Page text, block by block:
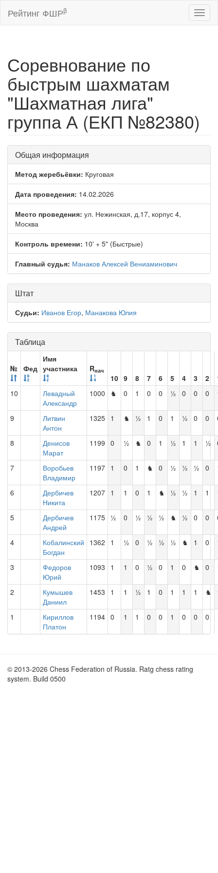
Рейтинг ФШРβ
Соревнование по
быстрым шахматам
"Шахматная лига"
группа А (ЕКП №82380)
Общая информация
Метод жеребьёвки: Круговая
Дата проведения: 14.02.2026
Место проведения: ул. Нежинская, д.17, корпус 4,
Москва
Контроль времени: 10' + 5" (Быстрые)
Главный судья: Манаков Алексей Вениаминович
Штат
Судьи: Иванов Егор, Манакова Юлия
Таблица
№ Фед
Имя
участника
Rнач
10 9 8 7 6 5 4 3 2
10
Левадный
Александр
1000 ♞ 0 1 0 0 ½ 0 0 0
9
Литвин
Антон
1325 1 ♞ ½ 1 0 1 ½ 0 0
8
Денисов
Марат
1199 0 ½ ♞ 0 1 ½ 1 1 ½
7
Воробьев
Владимир
1197 1 0 1 ♞ 0 ½ ½ ½ 0
6
Дербичев
Никита
1207 1 1 0 1 ♞ ½ ½ 1 1
5
Дербичев
Андрей
1175 ½ 0 ½ ½ ½ ♞ ½ 0 0
4
Кобалинский
Богдан
1362 1 ½ 0 ½ ½ ½ ♞ 1 0
3
Федоров
Юрий
1093 1 1 0 ½ 0 1 0 ♞ 0
2
Кумышев
Даниил
1453 1 1 ½ 1 0 1 1 1 ♞
1
Кириллов
Платон
1194 0 1 1 0 0 1 0 0 0
© 2013-2026 Chess Federation of Russia. Ratg chess rating
system. Build 0500